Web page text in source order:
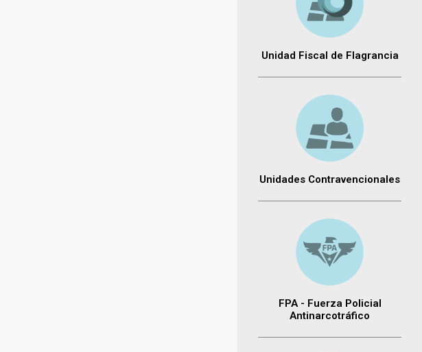
Unidad Fiscal de Flagrancia
Unidades Contravencionales
FPA - Fuerza Policial
Antinarcotráfico